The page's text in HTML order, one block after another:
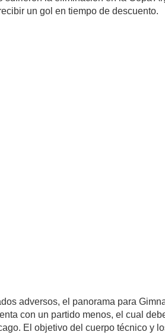
un gol en tiempo de descuento.
adversos, el panorama para
con un partido menos, el cual
El objetivo del cuerpo técnico y